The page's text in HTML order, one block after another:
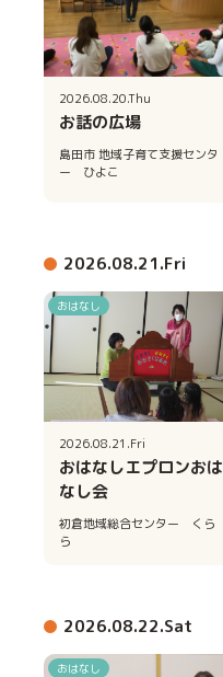
2026.08.20.Thu
お話の広場
島田市 地域子育て支援センタ
ー ひよこ
2026.08.21.Fri
おはなし
2026.08.21.Fri
おはなしエプロンおは
なし会
初倉地域総合センター くら
ら
2026.08.22.Sat
おはなし